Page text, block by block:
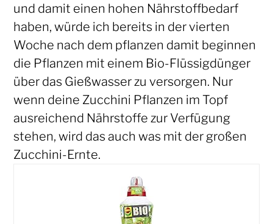
und damit einen hohen Nährstoffbedarf
haben, würde ich bereits in der vierten
Woche nach dem pflanzen damit beginnen
die Pflanzen mit einem Bio-Flüssigdünger
über das Gießwasser zu versorgen. Nur
wenn deine Zucchini Pflanzen im Topf
ausreichend Nährstoffe zur Verfügung
stehen, wird das auch was mit der großen
Zucchini-Ernte.